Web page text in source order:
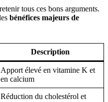
tous ces bons arguments.
bénéfices majeurs de
Description
Apport élevé en vitamine K et
en calcium
Réduction du cholestérol et